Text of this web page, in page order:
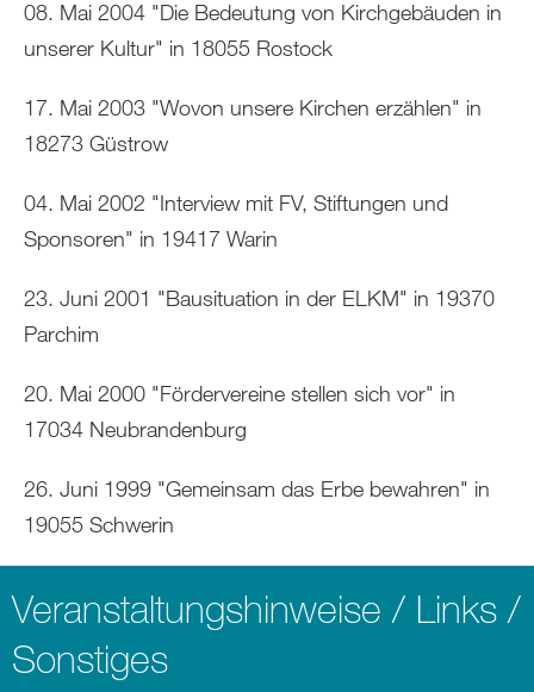
08. Mai 2004 "Die Bedeutung von Kirchgebäuden in
unserer Kultur" in 18055 Rostock
17. Mai 2003 "Wovon unsere Kirchen erzählen" in
18273 Güstrow
04. Mai 2002 "Interview mit FV, Stiftungen und
Sponsoren" in 19417 Warin
23. Juni 2001 "Bausituation in der ELKM" in 19370
Parchim
20. Mai 2000 "Fördervereine stellen sich vor" in
17034 Neubrandenburg
26. Juni 1999 "Gemeinsam das Erbe bewahren" in
19055 Schwerin
Veranstaltungshinweise / Links /
Sonstiges